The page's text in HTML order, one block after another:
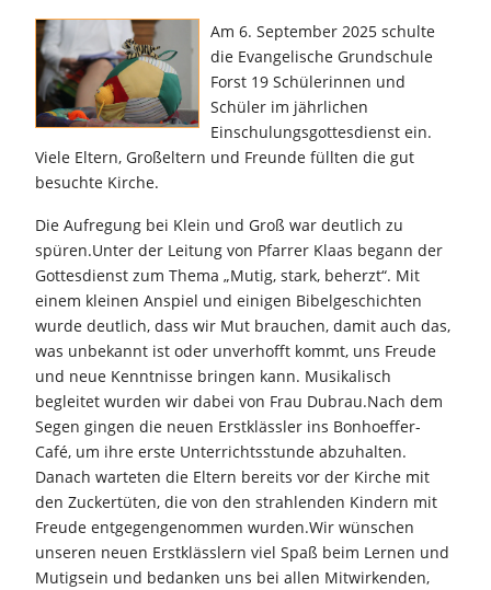
Am 6. September 2025 schulte
die Evangelische Grundschule
Forst 19 Schülerinnen und
Schüler im jährlichen
Einschulungsgottesdienst ein.
Viele Eltern, Großeltern und Freunde füllten die gut
besuchte Kirche.
Die Aufregung bei Klein und Groß war deutlich zu
spüren.Unter der Leitung von Pfarrer Klaas begann der
Gottesdienst zum Thema „Mutig, stark, beherzt“. Mit
einem kleinen Anspiel und einigen Bibelgeschichten
wurde deutlich, dass wir Mut brauchen, damit auch das,
was unbekannt ist oder unverhofft kommt, uns Freude
und neue Kenntnisse bringen kann. Musikalisch
begleitet wurden wir dabei von Frau Dubrau.Nach dem
Segen gingen die neuen Erstklässler ins Bonhoeffer-
Café, um ihre erste Unterrichtsstunde abzuhalten.
Danach warteten die Eltern bereits vor der Kirche mit
den Zuckertüten, die von den strahlenden Kindern mit
Freude entgegengenommen wurden.Wir wünschen
unseren neuen Erstklässlern viel Spaß beim Lernen und
Mutigsein und bedanken uns bei allen Mitwirkenden,